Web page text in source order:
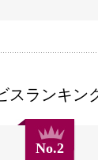
スランキン
No.2